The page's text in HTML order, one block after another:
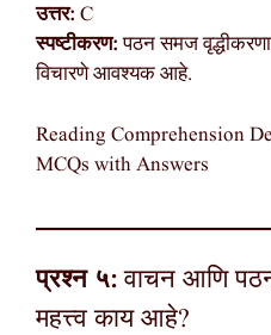
उत्तर: C
स्पष्टीकरण:पठन समज
विचारणे आवश्यक आहे.
Reading Comprehension
MCQs with Answers
प्रश्न ५:वाचन आणि
महत्त्व काय आहे?